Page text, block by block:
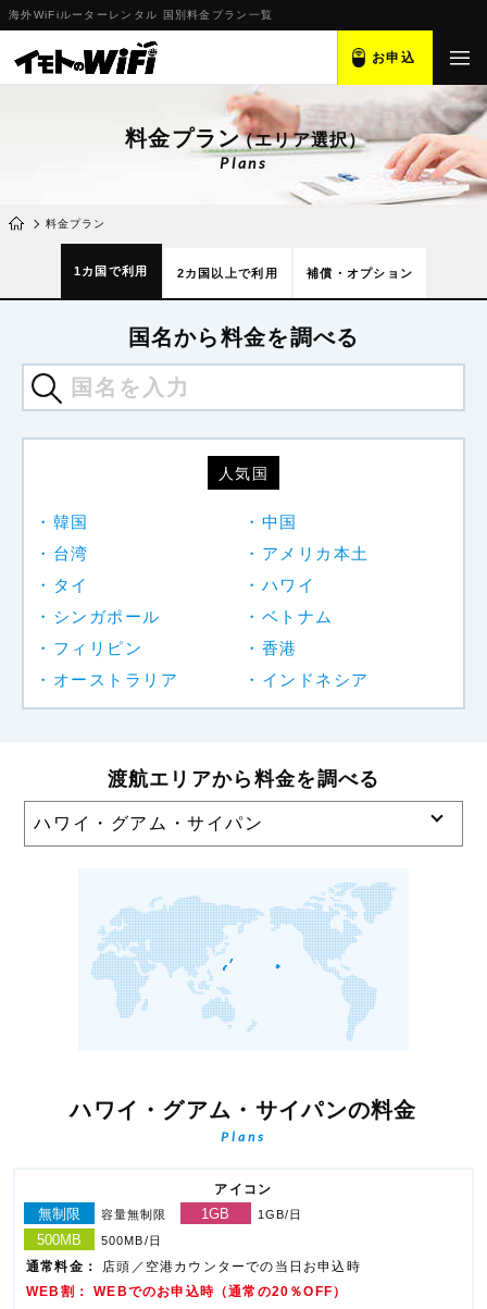
海外WiFiルーターレンタル 国別料金プラン一覧
お申込
料金プラン（エリア選択）
Plans
料金プラン
1カ国で利用 2カ国以上で利用 補償・オプション
国名から料金を調べる
人気国
韓国
中国
台湾
アメリカ本土
タイ
ハワイ
シンガポール
ベトナム
フィリピン
香港
オーストラリア
インドネシア
渡航エリアから料金を調べる
ハワイ・グアム・サイパンの料金
Plans
アイコン
無制限 容量無制限 1GB 1GB/日
500MB 500MB/日
通常料金：
店頭／空港カウンターでの当日お申込時
WEB割： WEBでのお申込時（通常の20％OFF）